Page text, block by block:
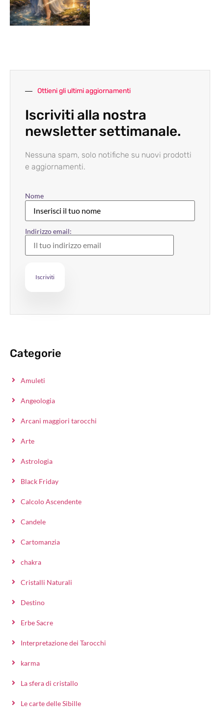
Ottieni gli ultimi aggiornamenti
Iscriviti alla nostra
newsletter settimanale.
Nessuna spam, solo notifiche su nuovi prodotti
e aggiornamenti.
Nome
Indirizzo email:
Categorie
Amuleti
Angeologia
Arcani maggiori tarocchi
Arte
Astrologia
Black Friday
Calcolo Ascendente
Candele
Cartomanzia
chakra
Cristalli Naturali
Destino
Erbe Sacre
Interpretazione dei Tarocchi
karma
La sfera di cristallo
Le carte delle Sibille